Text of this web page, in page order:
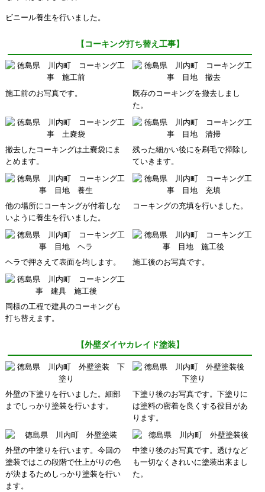
ビニール養生を行いました。
【コーキング打ち替え工事】
施工前のお写真です。
既存のコーキングを撤去しまし
た。
撤去したコーキングは土嚢袋にま
とめます。
残った細かい後にを刷毛で掃除し
ていきます。
他の場所にコーキングが付着しな
いように養生を行いました。
コーキングの充填を行いました。
ヘラで押さえて表面を均します。 施工後のお写真です。
同様の工程で建具のコーキングも
打ち替えます。
【外壁ダイヤカレイド塗装】
外壁の下塗りを行いました。細部
までしっかり塗装を行います。
下塗り後のお写真です。下塗りに
は塗料の密着を良くする役目があ
ります。
外壁の中塗りを行います。今回の
塗装ではこの段階で仕上がりの色
が決まるためしっかり塗装を行い
ます。
中塗り後のお写真です。透けなど
も一切なくきれいに塗装出来まし
た。